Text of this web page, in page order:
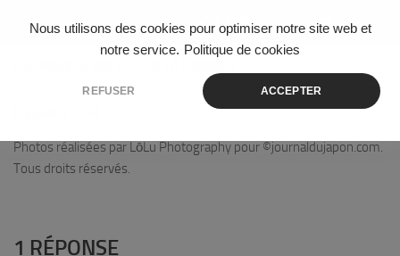
Nous utilisons des cookies pour optimiser notre site web et
notre service. Politique de cookies
REFUSER ACCEPTER
Skip to content
Photos réalisées par LōLu Photography pour ©journaldujapon.com.
Tous droits réservés.
1 RÉPONSE